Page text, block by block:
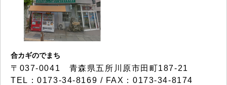
合カギのでまち
〒037-0041 青森県五所川原市田町187-21
TEL：0173-34-8169 / FAX：0173-34-8174